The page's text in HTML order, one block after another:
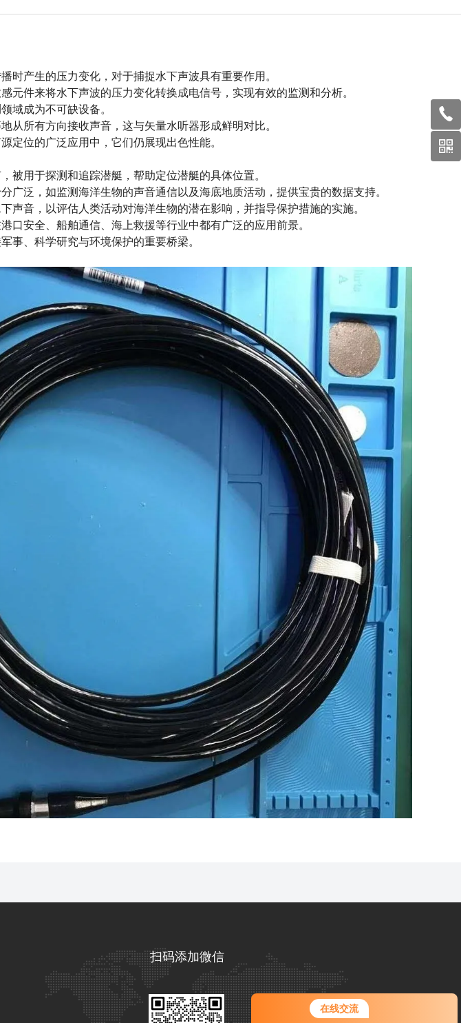
在线交流
产生的压力变化，对于捕捉水下声波具有重要作用。
件来将水下声波的压力变化转换成电信号，实现有效的监测和分析。
成为不可缺设备。
所有方向接收声音，这与矢量水听器形成鲜明对比。
位的广泛应用中，它们仍展现出色性能。
用于探测和追踪潜艇，帮助定位潜艇的具体位置。
广泛，如监测海洋生物的声音通信以及海底地质活动，提供宝贵的数据支持。
音，以评估人类活动对海洋生物的潜在影响，并指导保护措施的实施。
安全、船舶通信、海上救援等行业中都有广泛的应用前景。
、科学研究与环境保护的重要桥梁。
扫码添加微信